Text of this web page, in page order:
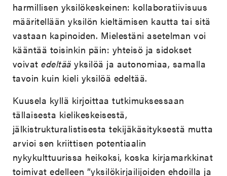
harmillisen yksilökeskeinen: kollaboratiivisuus
määritellään yksilön kieltämisen kautta tai sitä
vastaan kapinoiden. Mielestäni asetelman voi
kääntää toisinkin päin: yhteisö ja sidokset
voivatedeltääyksilöä ja autonomiaa, samalla
tavoin kuin kieli yksilöä edeltää.
Kuusela kyllä kirjoittaa tutkimuksessaan
tällaisesta kielikeskeisestä,
jälkistrukturalistisesta tekijäkäsityksestä mutta
arvioi sen kriittisen potentiaalin
nykykulttuurissa heikoksi, koska kirjamarkkinat
toimivat edelleen ”yksilökirjailijoiden ehdoilla ja